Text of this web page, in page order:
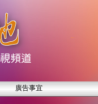
廣告事宜